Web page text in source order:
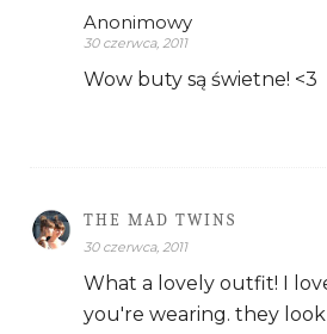
Anonimowy
30 czerwca, 2011
Wow buty są świetne! <3
THE MAD TWINS
30 czerwca, 2011
What a lovely outfit! I
you're wearing. they look